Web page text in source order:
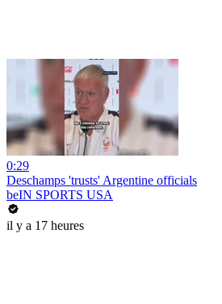
0:29
Deschamps 'trusts' Argentine officials
beIN SPORTS USA
il y a 17 heures